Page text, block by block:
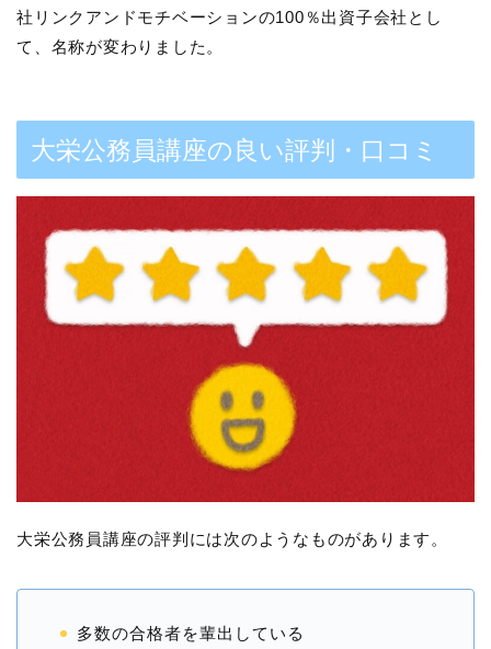
社リンクアンドモチベーションの100％出資子会社とし
て、名称が変わりました。
大栄公務員講座の良い評判・口コミ
大栄公務員講座の評判には次のようなものがあります。
多数の合格者を輩出している